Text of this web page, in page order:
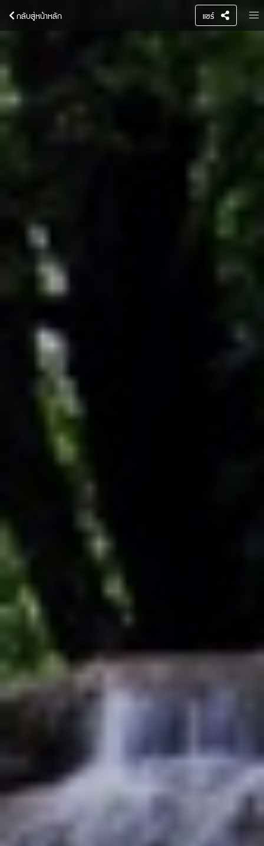
กลับสู่หน้าหลัก แชร์